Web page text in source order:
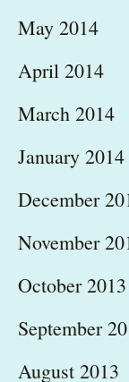
May 2014
April 2014
March 2014
January 2014
December
November
October 2013
September
August 2013